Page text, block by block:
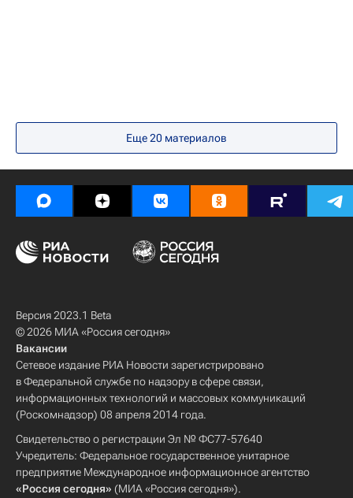
Еще 20 материалов
Версия 2023.1 Beta
© 2026 МИА «Россия сегодня»
Вакансии
Сетевое издание РИА Новости зарегистрировано
в Федеральной службе по надзору в сфере связи,
информационных технологий и массовых коммуникаций
(Роскомнадзор) 08 апреля 2014 года.
Свидетельство о регистрации Эл № ФС77-57640
Учредитель: Федеральное государственное унитарное
предприятие Международное информационное агентство
«Россия сегодня» (МИА «Россия сегодня»).